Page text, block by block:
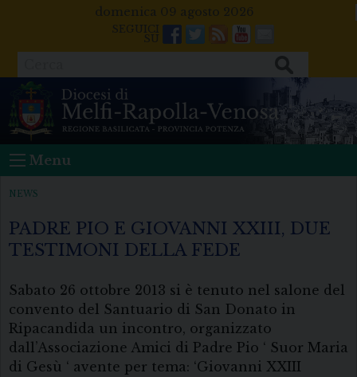
domenica 09 agosto 2026
Facebook
Twitter
FeedsYoutube
Mail
Menu
NEWS
PADRE PIO E GIOVANNI XXIII, DUE
TESTIMONI DELLA FEDE
Sabato 26 ottobre 2013 si è tenuto nel salone del
convento del Santuario di San Donato in
Ripacandida un incontro, organizzato
dall’Associazione Amici di Padre Pio ‘ Suor Maria
di Gesù ‘ avente per tema: ‘Giovanni XXIII